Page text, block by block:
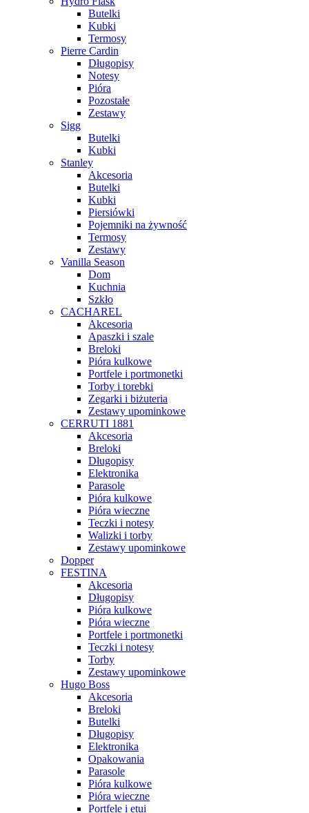
Butelki
Kubki
Termosy
Pierre Cardin
Długopisy
Notesy
Pióra
Pozostałe
Zestawy
Sigg
Butelki
Kubki
Stanley
Akcesoria
Butelki
Kubki
Piersiówki
Pojemniki na żywność
Termosy
Zestawy
Vanilla Season
Dom
Kuchnia
Szkło
CACHAREL
Akcesoria
Apaszki i szale
Breloki
Pióra kulkowe
Portfele i portmonetki
Torby i torebki
Zegarki i biżuteria
Zestawy upominkowe
CERRUTI 1881
Akcesoria
Breloki
Długopisy
Elektronika
Parasole
Pióra kulkowe
Pióra wieczne
Teczki i notesy
Walizki i torby
Zestawy upominkowe
Dopper
FESTINA
Akcesoria
Długopisy
Pióra kulkowe
Pióra wieczne
Portfele i portmonetki
Teczki i notesy
Torby
Zestawy upominkowe
Hugo Boss
Akcesoria
Breloki
Butelki
Długopisy
Elektronika
Opakowania
Parasole
Pióra kulkowe
Pióra wieczne
Portfele i etui